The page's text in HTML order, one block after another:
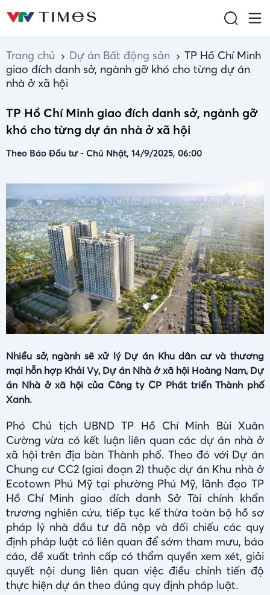
Trang chủ Dự án Bất động sản
TP Hồ Chí Minh
giao đích danh sở, ngành gỡ khó cho từng dự án
nhà ở xã hội
TP Hồ Chí Minh giao đích danh sở, ngành gỡ
khó cho từng dự án nhà ở xã hội
Theo Báo Đầu tư- Chủ Nhật, 14/9/2025, 06:00
Nhiều sở, ngành sẽ xử lý Dự án Khu dân cư và thương
mại hỗn hợp Khải Vy, Dự án Nhà ở xã hội Hoàng Nam, Dự
án Nhà ở xã hội của Công ty CP Phát triển Thành phố
Xanh.
Phó Chủ tịch UBND TP Hồ Chí Minh Bùi Xuân
Cường vừa có kết luận liên quan các dự án nhà ở
xã hội trên địa bàn Thành phố. Theo đó với Dự án
Chung cư CC2 (giai đoạn 2) thuộc dự án Khu nhà ở
Ecotown Phú Mỹ tại phường Phú Mỹ, lãnh đạo TP
Hồ Chí Minh giao đích danh Sở Tài chính khẩn
trương nghiên cứu, tiếp tục kế thừa toàn bộ hồ sơ
pháp lý nhà đầu tư đã nộp và đối chiếu các quy
định pháp luật có liên quan để sớm tham mưu, báo
cáo, đề xuất trình cấp có thẩm quyền xem xét, giải
quyết nội dung liên quan việc điều chỉnh tiến độ
thực hiện dự án theo đúng quy định pháp luật.